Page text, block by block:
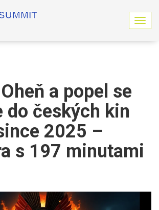
Z
o
g
a popel se
do českých kin
2025 –
s 197 minutami